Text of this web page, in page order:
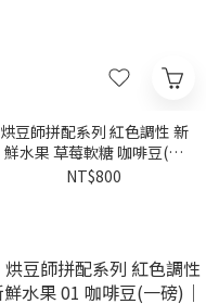
烘豆師拼配系列 紅色調性 新
鮮水果 草莓軟糖 咖啡豆(半
磅)｜白金烘焙
NT$800